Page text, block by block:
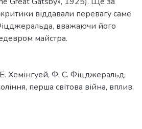
віддавали перевагу саме
вважаючи його
майстра.
Е. Хемінгуей, Ф. С. Фіцджеральд,
, перша світова війна, вплив,